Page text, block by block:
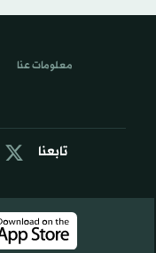
تابعنا
معلومات عنا